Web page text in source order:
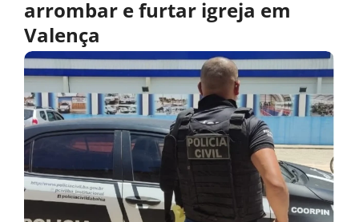
arrombar e furtar igreja em
Valença